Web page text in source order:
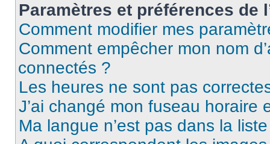
Paramètres et préférences de
Comment modifier mes
Comment empêcher mon nom
connectés ?
Les heures ne sont pas
J’ai changé mon fuseau horaire
Ma langue n’est pas dans la